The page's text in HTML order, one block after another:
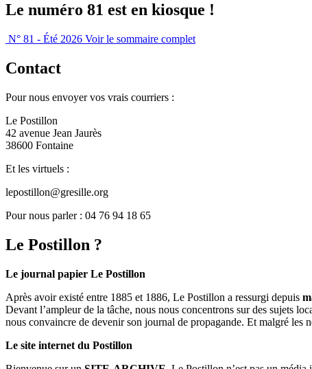
Le numéro 81 est en kiosque !
N° 81 - Été 2026 Voir le sommaire complet
Contact
Pour nous envoyer vos vrais courriers :
Le Postillon
42 avenue Jean Jaurès
38600 Fontaine
Et les virtuels :
lepostillon@gresille.org
Pour nous parler : 04 76 94 18 65
Le Postillon ?
Le journal papier Le Postillon
Après avoir existé entre 1885 et 1886, Le Postillon a ressurgi depuis
Devant l’ampleur de la tâche, nous nous concentrons sur des sujets
nous convaincre de devenir son journal de propagande. Et malgré les
Le site internet du Postillon